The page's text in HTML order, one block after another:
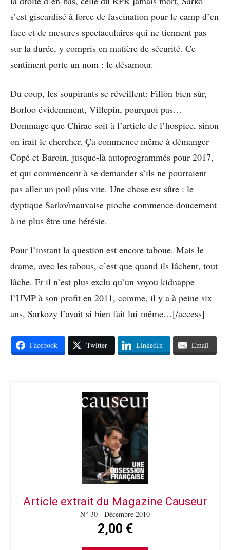
s’est giscardisé à force de fascination pour le camp d’en
face et de mesures spectaculaires qui ne tiennent pas
sur la durée, y compris en matière de sécurité. Ce
sentiment porte un nom : le désamour.
Du coup, les soupirants se réveillent: Fillon bien sûr,
Borloo évidemment, Villepin, pourquoi pas…
Dommage que Chirac soit à l’article de l’hospice, sinon
on irait le chercher. Ça commence même à démanger
Copé et Baroin, jusque-là autoprogrammés pour 2017,
et qui commencent à se demander s’ils ne pourraient
pas aller un poil plus vite. Une chose est sûre : le
dyptique Sarko/mauvaise pioche commence doucement
à ne plus être une hérésie.
Pour l’instant la question est encore taboue. Mais le
drame, avec les tabous, c’est que quand ils lâchent, tout
lâche. Et il n’est plus exclu qu’un voyou kidnappe
l’UMP à son profit en 2011, comme, il y a à peine six
ans, Sarkozy l’avait si bien fait lui-même…[/access]
Facebook Twitter LinkedIn Email
Article extrait du Magazine Causeur
N° 30 - Décembre 2010
2,00 €